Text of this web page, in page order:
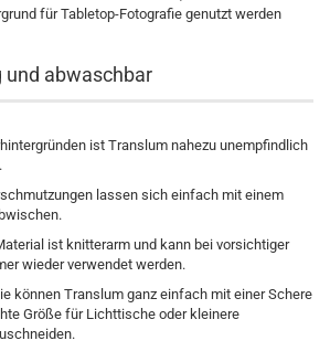
für Tabletop-Fotografie genutzt werden
und abwaschbar
ist Translum nahezu unempfindlich
lassen sich einfach mit einem
ist knitterarm und kann bei vorsichtiger
wieder verwendet werden.
können Translum ganz einfach mit einer Schere
Größe für Lichttische oder kleinere